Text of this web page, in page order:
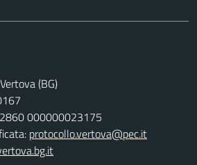
(BG)
000000023175
protocollo.vertova@pec.it